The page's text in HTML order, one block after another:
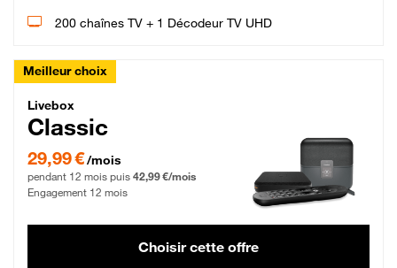
200 chaînes TV + 1 Décodeur TV UHD
Meilleur choix
Livebox Classic Fibre
Livebox
Classic
29,99 € par mois pendant 12 mois puis 42,99 € par mois, Engagement 12 mois
29,99 €/mois
pendant 12 mois puis 42,99 €/mois
Engagement 12 mois
Choisir cette offre